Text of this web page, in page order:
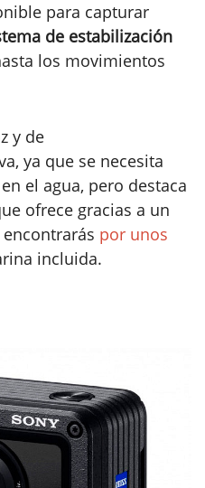
para capturar
de estabilización
los movimientos
y de
ya que se necesita
el agua, pero destaca
ofrece gracias a un
encontrarás por unos
incluida.